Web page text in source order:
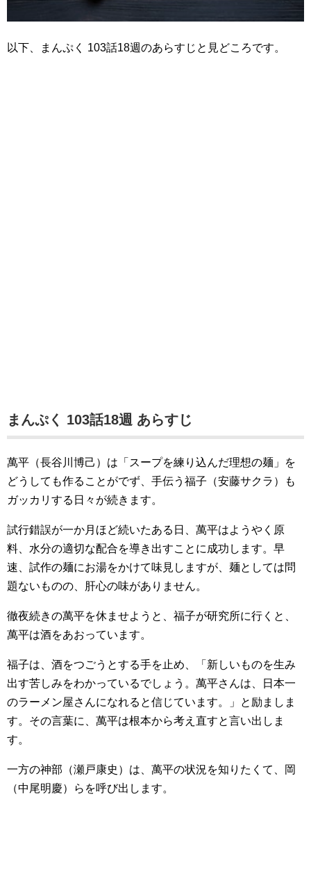
以下、まんぷく 103話18週のあらすじと見どころです。
まんぷく 103話18週 あらすじ
萬平（長谷川博己）は「スープを練り込んだ理想の麺」を
どうしても作ることがでず、手伝う福子（安藤サクラ）も
ガッカリする日々が続きます。
試行錯誤が一か月ほど続いたある日、萬平はようやく原
料、水分の適切な配合を導き出すことに成功します。早
速、試作の麺にお湯をかけて味見しますが、麺としては問
題ないものの、肝心の味がありません。
徹夜続きの萬平を休ませようと、福子が研究所に行くと、
萬平は酒をあおっています。
福子は、酒をつごうとする手を止め、「新しいものを生み
出す苦しみをわかっているでしょう。萬平さんは、日本一
のラーメン屋さんになれると信じています。」と励ましま
す。その言葉に、萬平は根本から考え直すと言い出しま
す。
一方の神部（瀬戸康史）は、萬平の状況を知りたくて、岡
（中尾明慶）らを呼び出します。